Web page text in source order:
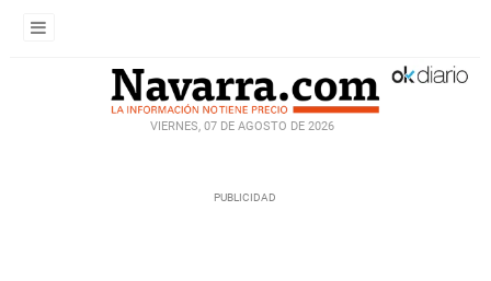
VIERNES, 07 DE AGOSTO DE 2026